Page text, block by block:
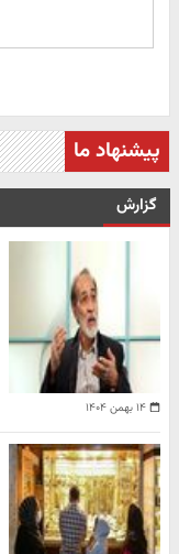
پیشنهاد ما
گزارش
۱۴ بهمن ۱۴۰۴